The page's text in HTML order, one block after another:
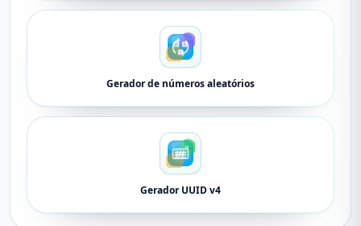
Gerador de números aleatórios
Gerador UUID v4